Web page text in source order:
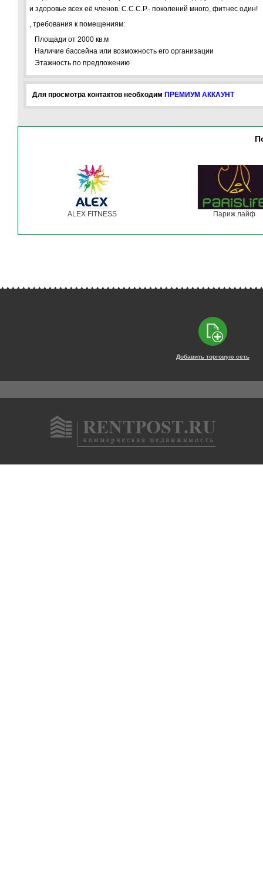
и здоровье всех её членов. С.С.С.Р.- поколений много, фитнес один!
, требования к помещениям:
Площади от 2000 кв.м
Наличие бассейна или возможность его организации
Этажность по предложению
Для просмотра контактов необходим ПРЕМИУМ АККАУНТ
ALEX FITNESS Париж лайф
Добавить торговую сеть